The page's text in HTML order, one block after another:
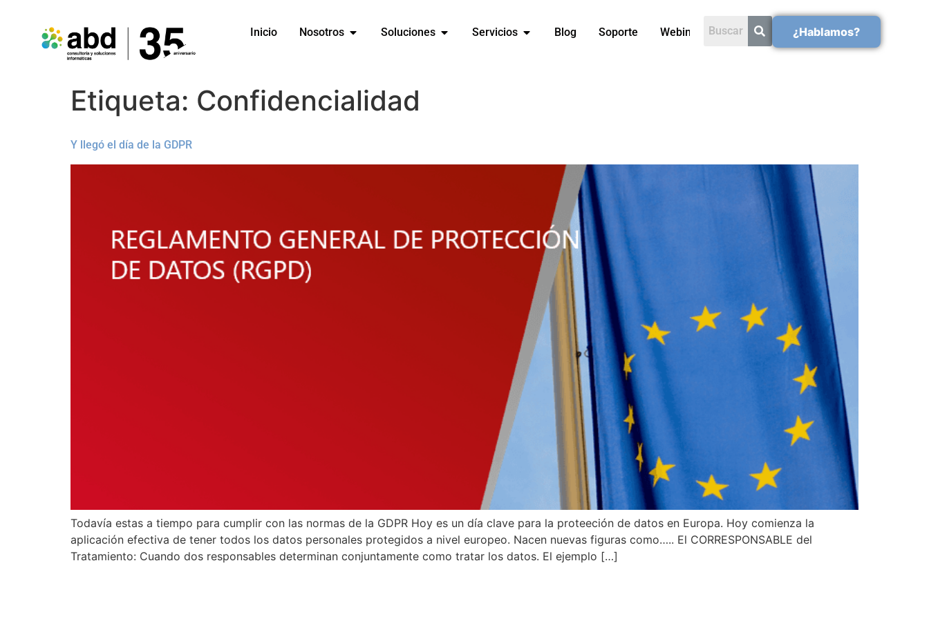
Inicio Nosotros Soluciones Servicios Blog Soporte Webinars ¿Hablamos?
Etiqueta: Confidencialidad
Y llegó el día de la GDPR
Todavía estas a tiempo para cumplir con las normas de la GDPR Hoy es un día clave para la proteeción de datos en Europa. Hoy comienza la
aplicación efectiva de tener todos los datos personales protegidos a nivel europeo. Nacen nuevas figuras como….. El CORRESPONSABLE del
Tratamiento: Cuando dos responsables determinan conjuntamente como tratar los datos. El ejemplo […]